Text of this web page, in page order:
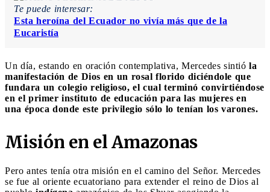
Te puede interesar:
Esta heroína del Ecuador no vivía más que de la
Eucaristía
Un día, estando en oración contemplativa, Mercedes sintió la
manifestación de Dios en un rosal florido diciéndole que
fundara un colegio religioso, el cual terminó convirtiéndose
en el primer instituto de educación para las mujeres en
una época donde este privilegio sólo lo tenían los varones.
Misión en el Amazonas
Pero antes tenía otra misión en el camino del Señor. Mercedes
se fue al oriente ecuatoriano para extender el reino de Dios al